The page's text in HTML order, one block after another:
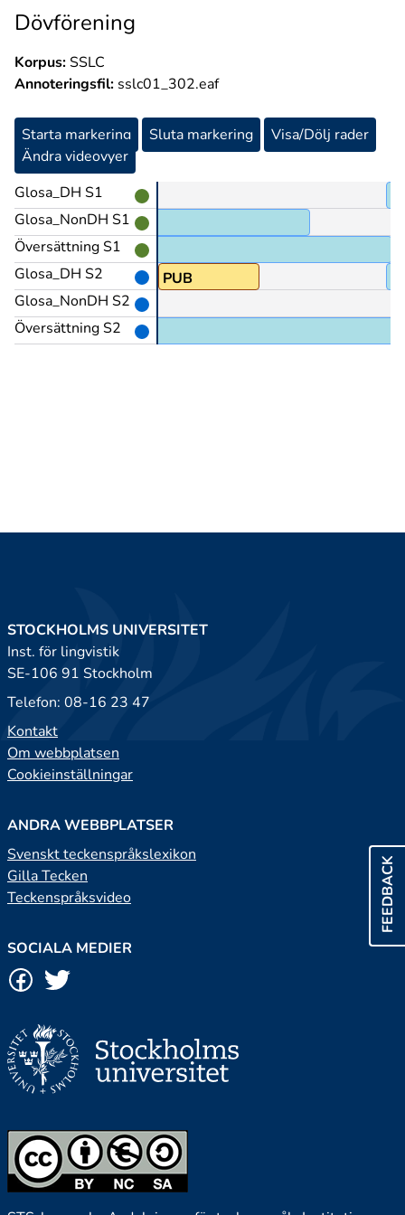
Dövförening
Korpus:SSLC
Annoteringsfil: sslc01_302.eaf
Starta markering Sluta markering
Visa/Dölj rader
Ändra videovyer
Glosa_DH S1
Glosa_NonDH S1
Översättning S1
Glosa_DH S2
Glosa_NonDH S2
Översättning S2
PUB
FEEDBACK
STOCKHOLMS UNIVERSITET
Inst. för lingvistik
SE-106 91 Stockholm
Telefon: 08-16 23 47
Kontakt
Om webbplatsen
Cookieinställningar
ANDRA WEBBPLATSER
Svenskt teckenspråkslexikon
Gilla Tecken
Teckenspråksvideo
SOCIALA MEDIER